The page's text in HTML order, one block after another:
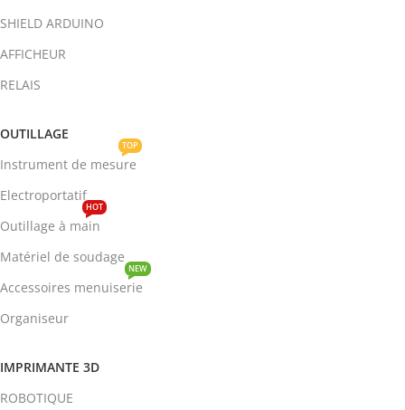
SHIELD ARDUINO
AFFICHEUR
RELAIS
OUTILLAGE
Instrument de mesure
TOP
Electroportatif
Outillage à main
HOT
Matériel de soudage
Accessoires menuiserie
NEW
Organiseur
IMPRIMANTE 3D
ROBOTIQUE